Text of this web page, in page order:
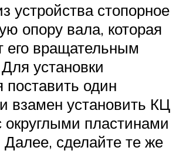
устройства стопорное
опору вала, которая
его вращательным
установки
поставить один
взамен установить КЦ
округлыми пластинами
Далее, сделайте те же